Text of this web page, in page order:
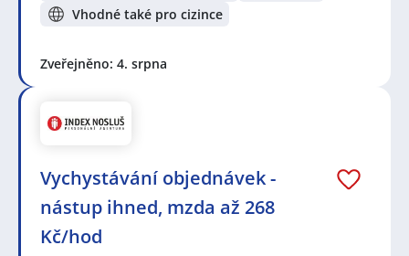
Vhodné také pro cizince
Zveřejněno: 4. srpna
Vychystávání objednávek -
nástup ihned, mzda až 268
Kč/hod